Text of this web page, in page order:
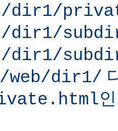
dir1/
dir1/
dir1/
web/dir1/